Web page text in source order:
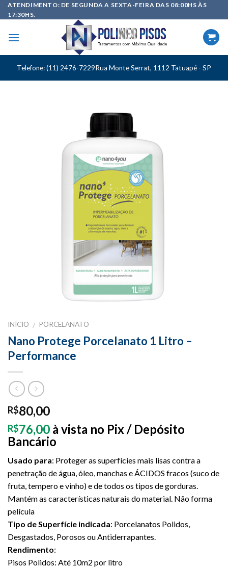
Skip
to
ATENDIMENTO: DE SEGUNDA A SEXTA-FEIRA DAS 08:00HS ÀS
17:30HS.
Telefone: (11) 2476-7229Rua Monte Serrat, 1112 Tatuapé - SP
INÍCIO / PORCELANATO
Nano Protege Porcelanato 1 Litro –
Performance
R$80,00
R$76,00 à vista no Pix / Depósito
Bancário
Usado para: Proteger as superfícies mais lisas contra a
penetração de água, óleo, manchas e ÁCIDOS fracos (suco de
fruta, tempero e vinho) e de todos os tipos de gorduras.
Mantém as características naturais do material. Não forma
película
Tipo de Superfície indicada: Porcelanatos Polidos,
Desgastados, Porosos ou Antiderrapantes.
Rendimento:
Pisos Polidos: Até 10m2 por litro